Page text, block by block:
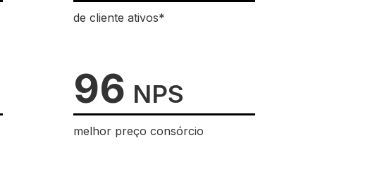
de cliente ativos*
96 NPS
melhor preço consórcio